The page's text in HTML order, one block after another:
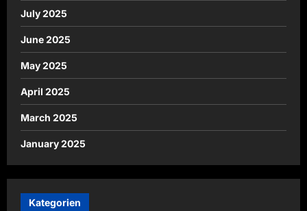
July 2025
June 2025
May 2025
April 2025
March 2025
January 2025
Kategorien